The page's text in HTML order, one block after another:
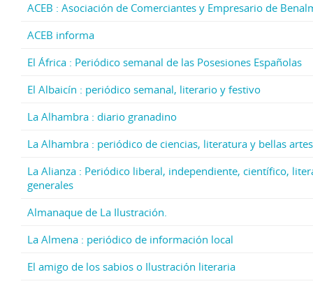
ACEB : Asociación de Comerciantes y Empresario de
ACEB informa
El África : Periódico semanal de las Posesiones Españolas
El Albaicín : periódico semanal, literario y festivo
La Alhambra : diario granadino
La Alhambra : periódico de ciencias, literatura y bellas artes
La Alianza : Periódico liberal, independiente, científico,
generales
Almanaque de La Ilustración.
La Almena : periódico de información local
El amigo de los sabios o Ilustración literaria